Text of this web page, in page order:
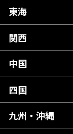
秋田県
岩手県
宮城県
福島県
栃木県
群馬県
千葉県
東京都
神奈川県
新潟県
富山県
石川県
山梨県
長野県
東海
岐阜県
静岡県
愛知県
関西
滋賀県
京都府
大阪府
中国
広島県
岡山県
四国
愛媛県
九州・沖縄